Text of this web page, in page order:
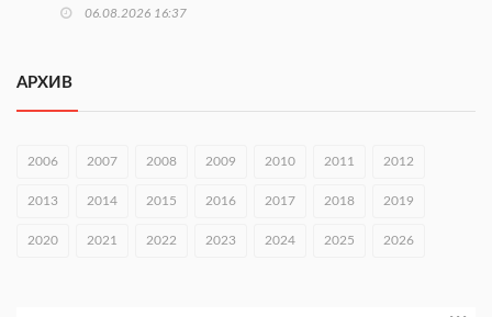
06.08.2026 16:37
раза
АРХИВ
2006 2007 2008 2009 2010 2011 2012
2013 2014 2015 2016 2017 2018 2019
2020 2021 2022 2023 2024 2025 2026